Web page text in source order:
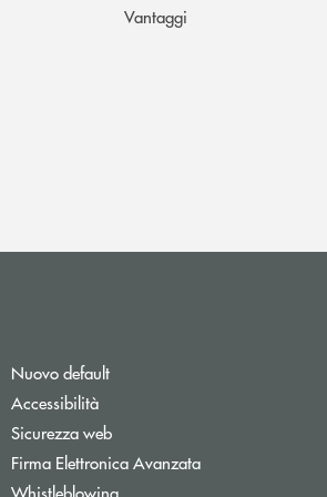
Vantaggi
Nuovo default
Accessibilità
Sicurezza web
Firma Elettronica Avanzata
Whistleblowing